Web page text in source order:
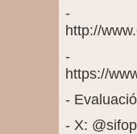
-
http://
-
https://
-
- X: